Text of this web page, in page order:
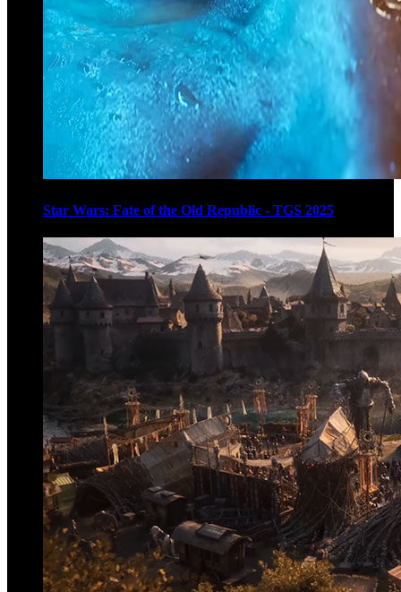
Star Wars: Fate of the Old Republic - TGS 2025